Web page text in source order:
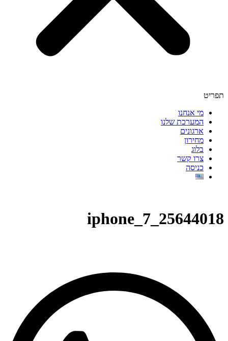
תפריט
מי אנחנו
המערכת שלנו
ארגונים
מחירון
בלוג
צרו קשר
כניסה
25644018_iphone_7